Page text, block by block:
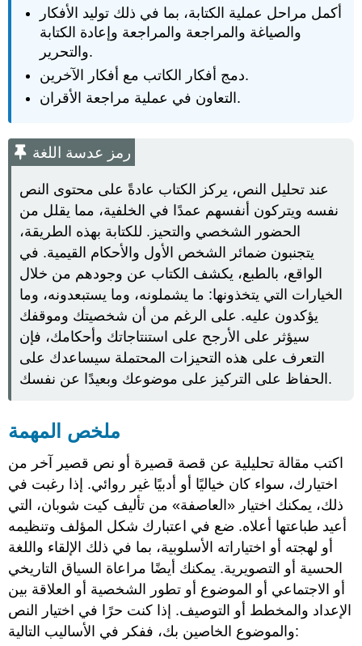
أكمل مراحل عملية الكتابة، بما في ذلك توليد الأفكار
والصياغة والمراجعة والمراجعة وإعادة الكتابة
والتحرير.
دمج أفكار الكاتب مع أفكار الآخرين.
التعاون في عملية مراجعة الأقران.
رمز عدسة اللغة
عند تحليل النص، يركز الكتاب عادةً على محتوى النص
نفسه ويتركون أنفسهم عمدًا في الخلفية، مما يقلل من
الحضور الشخصي والتحيز. للكتابة بهذه الطريقة،
يتجنبون ضمائر الشخص الأول والأحكام القيمية. في
الواقع، بالطبع، يكشف الكتاب عن وجودهم من خلال
الخيارات التي يتخذونها: ما يشملونه، وما يستبعدونه، وما
يؤكدون عليه. على الرغم من أن شخصيتك وموقفك
سيؤثر على الأرجح على استنتاجاتك وأحكامك، فإن
التعرف على هذه التحيزات المحتملة سيساعدك على
الحفاظ على التركيز على موضوعك وبعيدًا عن نفسك.
ملخص المهمة
اكتب مقالة تحليلية عن قصة قصيرة أو نص قصير آخر من
اختيارك، سواء كان خياليًا أو أدبيًا غير روائي. إذا رغبت في
ذلك، يمكنك اختيار «العاصفة» من تأليف كيت شوبان، التي
أعيد طباعتها أعلاه. ضع في اعتبارك شكل المؤلف وتنظيمه
أو لهجته أو اختياراته الأسلوبية، بما في ذلك الإلقاء واللغة
الحسية أو التصويرية. يمكنك أيضًا مراعاة السياق التاريخي
أو الاجتماعي أو الموضوع أو تطور الشخصية أو العلاقة بين
الإعداد والمخطط أو التوصيف. إذا كنت حرًا في اختيار النص
والموضوع الخاصين بك، ففكر في الأساليب التالية: